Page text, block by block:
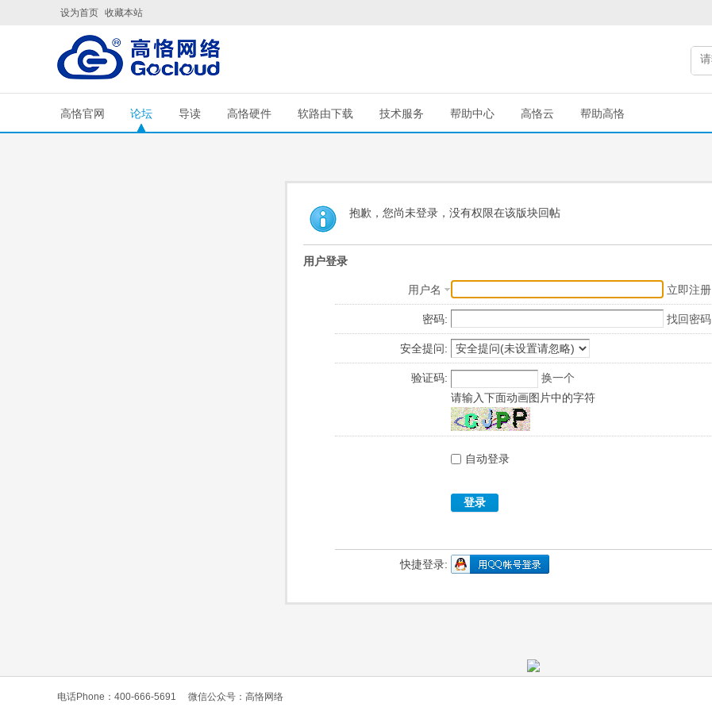
设为首页 收藏本站
高恪官网 论坛 导读 高恪硬件 软路由下载 技术服务 帮助中心 高恪云 帮助高恪
抱歉，您尚未登录，没有权限在该版块回帖
用户登录
用户名 立即注册
密码: 找回密码
安全提问:
验证码:
换一个
请输入下面动画图片中的字符
自动登录
登录
快捷登录:
电话Phone：400-666-5691 微信公众号：高恪网络